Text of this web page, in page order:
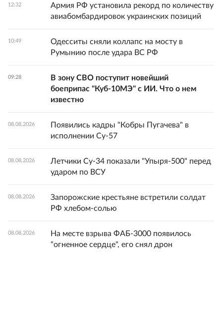
12:32
Армия РФ установила рекорд по количеству
авиабомбардировок украинских позиций
10:49
Одесситы сняли коллапс на мосту в
Румынию после удара ВС РФ
09:28
В зону СВО поступит новейший
боеприпас "Куб-10МЭ" с ИИ. Что о нем
известно
08.08.2026
Появились кадры "Кобры Пугачева" в
исполнении Су-57
08.08.2026
Летчики Су-34 показали "Упыря-500" перед
ударом по ВСУ
08.08.2026
Запорожские крестьяне встретили солдат
РФ хлебом-солью
08.08.2026
На месте взрыва ФАБ-3000 появилось
"огненное сердце", его снял дрон